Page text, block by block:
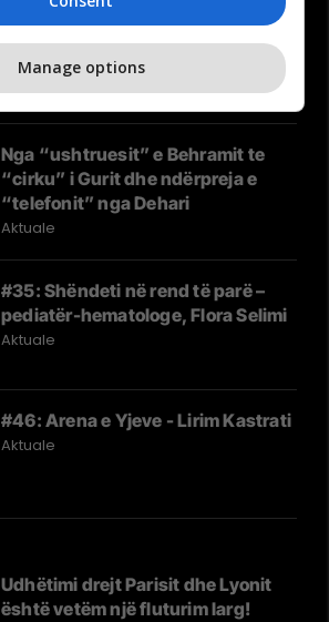
kandidatja e vetme grua për
Prishtinën, dhe cilat janë tri
synimet e saj?
Aktuale
Nga “ushtruesit” e Behramit te
“cirku” i Gurit dhe ndërpreja e
“telefonit” nga Dehari
Aktuale
#35: Shëndeti në rend të parë –
pediatër-hematologe, Flora Selimi
Aktuale
#46: Arena e Yjeve - Lirim Kastrati
Aktuale
Udhëtimi drejt Parisit dhe Lyonit
është vetëm një fluturim larg!
Manage options